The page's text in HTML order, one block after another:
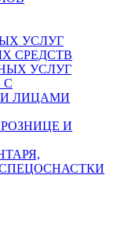
УСЛУГ
СРЕДСТВ
УСЛУГ
С
ЛИЦАМИ
И